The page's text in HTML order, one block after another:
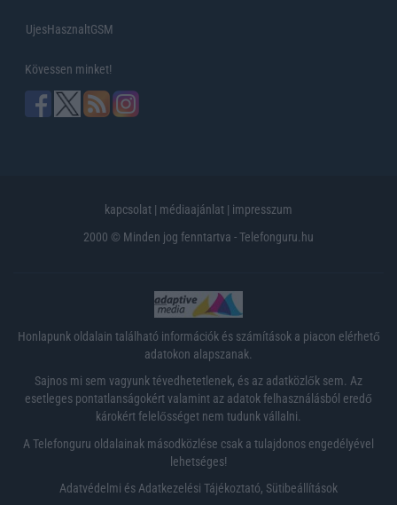
UjesHasznaltGSM
Kövessen minket!
kapcsolat | médiaajánlat | impresszum
2000 © Minden jog fenntartva - Telefonguru.hu
Honlapunk oldalain található információk és számítások a piacon elérhető
adatokon alapszanak.
Sajnos mi sem vagyunk tévedhetetlenek, és az adatközlők sem. Az
esetleges pontatlanságokért valamint az adatok felhasználásból eredő
károkért felelősséget nem tudunk vállalni.
A Telefonguru oldalainak másodközlése csak a tulajdonos engedélyével
lehetséges!
Adatvédelmi és Adatkezelési Tájékoztató, Sütibeállítások